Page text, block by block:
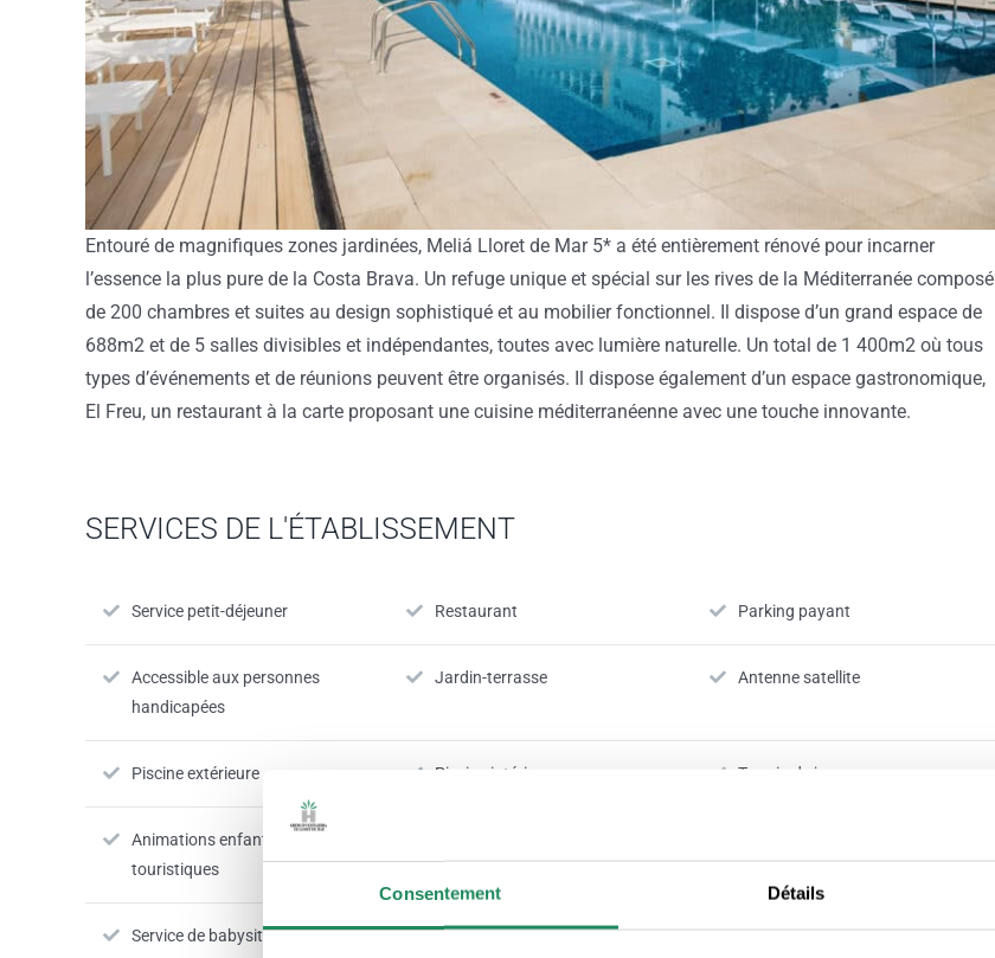
Consentement Détails
Entouré de magnifiques zones jardinées, Meliá Lloret de Mar 5* a été entièrement rénové pour incarner
l’essence la plus pure de la Costa Brava. Un refuge unique et spécial sur les rives de la Méditerranée composé
de 200 chambres et suites au design sophistiqué et au mobilier fonctionnel. Il dispose d’un grand espace de
688m2 et de 5 salles divisibles et indépendantes, toutes avec lumière naturelle. Un total de 1 400m2 où tous
types d’événements et de réunions peuvent être organisés. Il dispose également d’un espace gastronomique,
El Freu, un restaurant à la carte proposant une cuisine méditerranéenne avec une touche innovante.
SERVICES DE L'ÉTABLISSEMENT
Service petit-déjeuner Restaurant Parking payant
Accessible aux personnes
handicapées
Jardin-terrasse Antenne satellite
Piscine extérieure Piscine intérieure Terrain de jeux
Animations enfants et / ou
touristiques
Service de babysitting Salle de congrès Spa